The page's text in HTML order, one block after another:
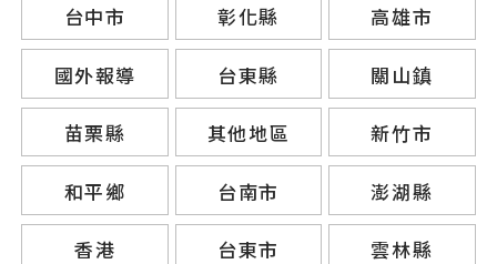
台中市 彰化縣 高雄市
國外報導 台東縣 關山鎮
苗栗縣 其他地區 新竹市
和平鄉 台南市 澎湖縣
香港 台東市 雲林縣